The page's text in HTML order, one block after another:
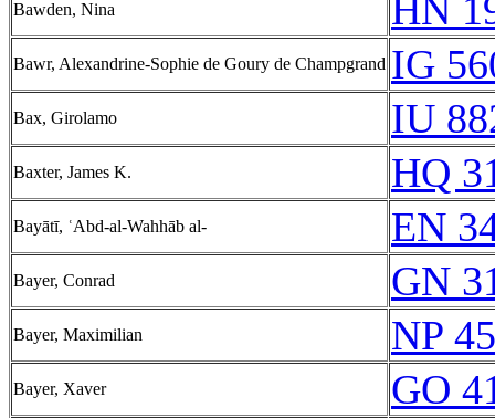
Bawden, Nina HN
Bawr, Alexandrine-Sophie de Goury de Champgrand IG
Bax, Girolamo IU
Baxter, James K. HQ
Bayātī, ʿAbd-al-Wahhāb al- EN
Bayer, Conrad GN
Bayer, Maximilian NP
Bayer, Xaver GO